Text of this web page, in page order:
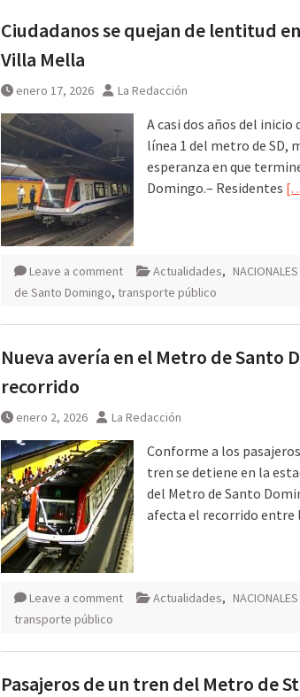
Ciudadanos se quejan de lentitud
Villa Mella
enero 17, 2026 La Redacción
A casi dos años del
línea 1 del metro de SD,
esperanza en que
Domingo.– Residentes
Leave a comment Actualidades, NACIONALES
de Santo Domingo, transporte público
Nueva avería en el Metro de Santo
recorrido
enero 2, 2026 La Redacción
Conforme a los
tren se detiene en la
del Metro de Santo
afecta el recorrido entre
Leave a comment Actualidades, NACIONALES
transporte público
Pasajeros de un tren del Metro de